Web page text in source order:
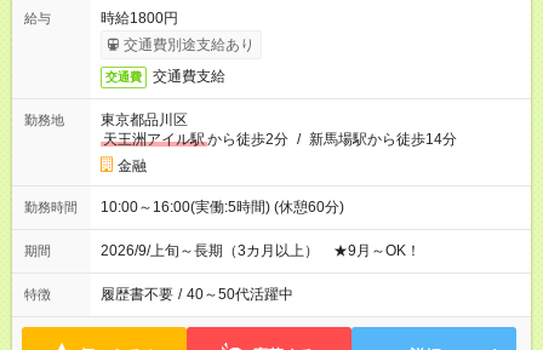
給与
時給1800円
交通費別途支給あり
交通費 交通費支給
勤務地
東京都品川区
天王洲アイル駅から徒歩2分 / 新馬場駅から徒歩14分
金融
勤務時間 10:00～16:00(実働:5時間) (休憩60分)
期間 2026/9/上旬～長期（3カ月以上） ★9月～OK！
特徴 履歴書不要 / 40～50代活躍中